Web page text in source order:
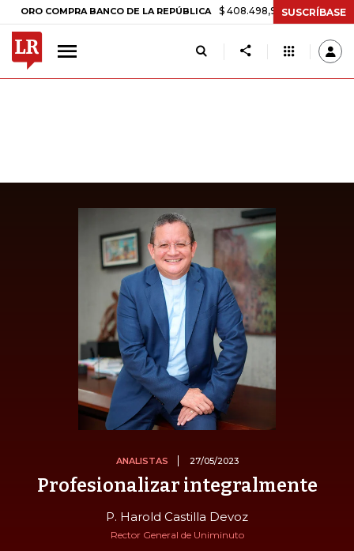
COMPRA BANCO DE LA REPÚBLICA $ 408.498,97 +$ 8.753,81 +2,19%
SUSCRÍBASE
ANALISTAS 27/05/2023
Profesionalizar integralmente
P. Harold Castilla Devoz
Rector General de Uniminuto